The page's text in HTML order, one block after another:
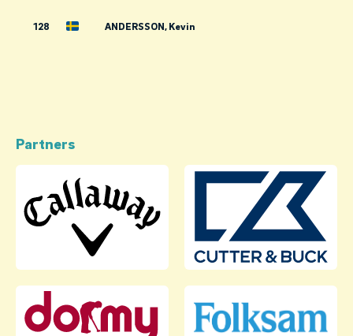
128 ANDERSSON, Kevin
Partners